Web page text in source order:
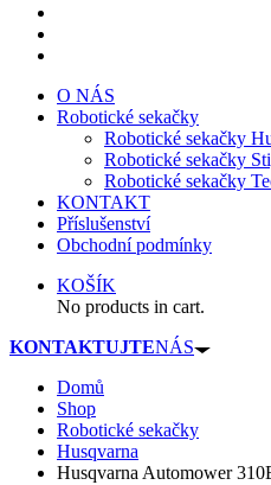
O NÁS
Robotické sekačky
Robotické sekačky
Robotické sekačky
Robotické sekačky
KONTAKT
Příslušenství
Obchodní podmínky
KOŠÍK
No products in cart.
KONTAKTUJTENÁS
Domů
Shop
Robotické sekačky
Husqvarna
Husqvarna Automower